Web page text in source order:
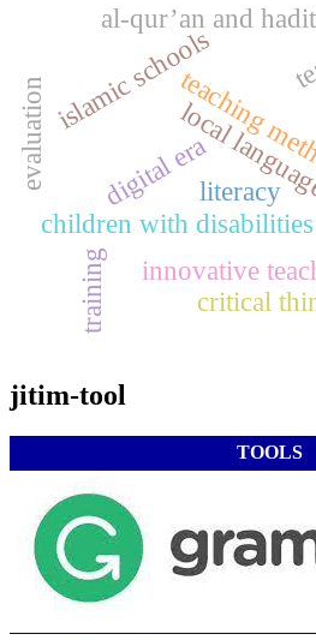
digital era
local
children with disabilities
teaching
innovative
islamic schools
training
literacy
critical
al-qur’an and
evaluation
jitim-tool
TOOLS